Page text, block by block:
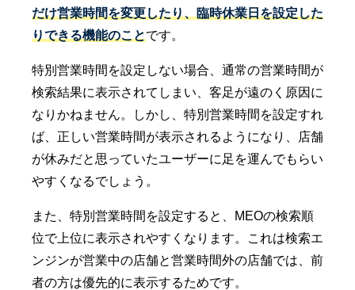
だけ営業時間を変更したり、臨時休業日を設定した
りできる機能のことです。
特別営業時間を設定しない場合、通常の営業時間が
検索結果に表示されてしまい、客足が遠のく原因に
なりかねません。しかし、特別営業時間を設定すれ
ば、正しい営業時間が表示されるようになり、店舗
が休みだと思っていたユーザーに足を運んでもらい
やすくなるでしょう。
また、特別営業時間を設定すると、MEOの検索順
位で上位に表示されやすくなります。これは検索エ
ンジンが営業中の店舗と営業時間外の店舗では、前
者の方は優先的に表示するためです。